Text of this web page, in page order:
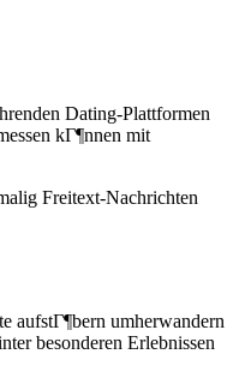
Dating-Plattformen
kГ¶nnen mit
Freitext-Nachrichten
aufstГ¶bern umherwandern
besonderen Erlebnissen